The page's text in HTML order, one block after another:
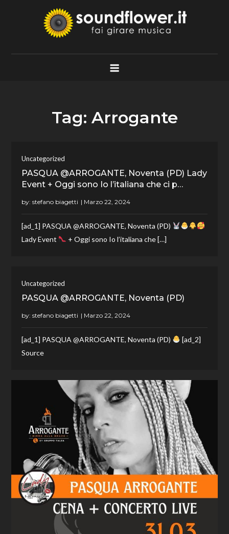
Soundflower.it
Fai Girare Musica
Tag: Arrogante
Uncategorized
PASQUA @ARROGANTE, Noventa (PD) Lady
Event + Oggi sono Io l’italiana che ci p…
by:stefano biagetti
[ad_1] PASQUA @ARROGANTE, Noventa (PD)
Lady Event
+ Oggi sono Io l’italiana che […]
Uncategorized
PASQUA @ARROGANTE, Noventa (PD)
by:stefano biagetti
[ad_1] PASQUA @ARROGANTE, Noventa (PD)
[ad_2]
Source